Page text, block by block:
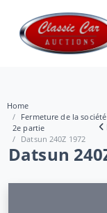
Home
Fermeture de la
2e partie
Datsun 240Z 1972
Datsun